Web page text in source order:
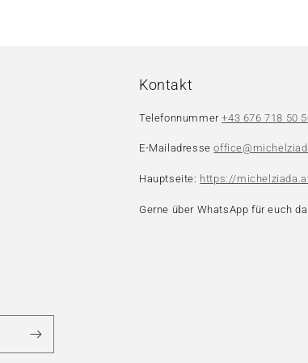
Kontakt
Telefonnummer+43 676 718 50
E-Mailadresse
Hauptseite: https://
Gerne über WhatsApp für euch